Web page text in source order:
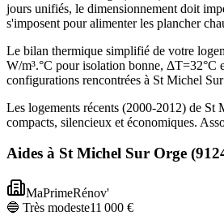
jours unifiés, le dimensionnement doit
s'imposent pour alimenter les plancher
Le bilan thermique simplifié de votre
W/m³.°C pour isolation bonne, ΔT=32°C
configurations rencontrées à St Michel
Les logements récents (2000-2012) de St
compacts, silencieux et économiques.
Aides à St Michel Sur Orge (
MaPrimeRénov'
🔵 Très modeste11 000 €